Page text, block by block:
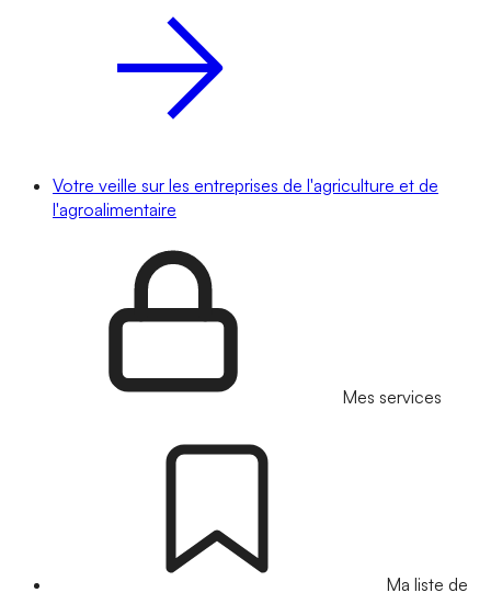
Votre veille sur les entreprises de l'agriculture et de
l'agroalimentaire
Mes services
Ma liste de